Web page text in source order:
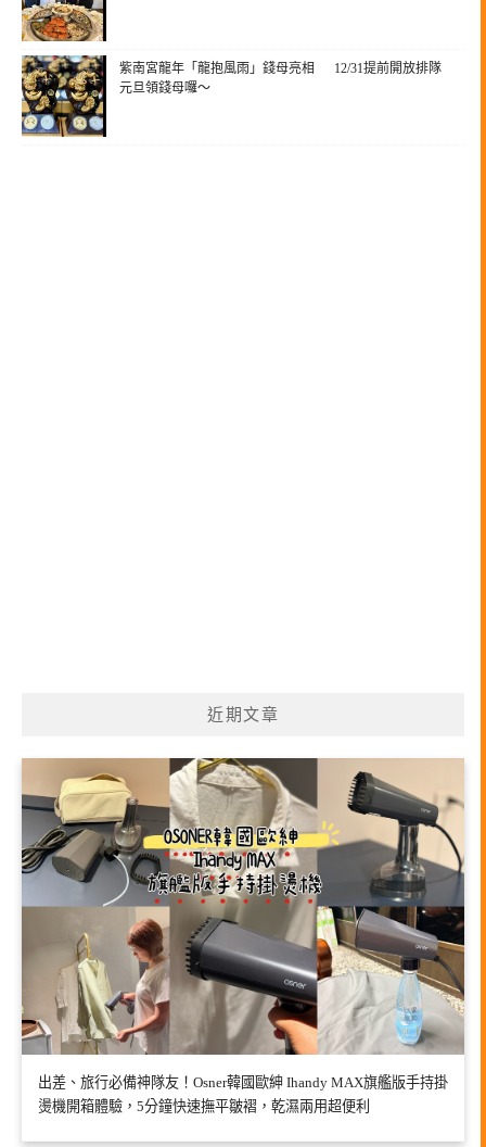
紫南宮龍年「龍抱風雨」錢母亮相 12/31提前開放排隊
元旦領錢母囉～
近期文章
出差、旅行必備神隊友！Osner韓國歐紳 Ihandy MAX旗艦版手持掛
燙機開箱體驗，5分鐘快速撫平皺褶，乾濕兩用超便利